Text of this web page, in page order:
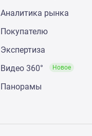
Аналитика рынка
Покупателю
Экспертиза
Видео 360°
Новое
Панорамы